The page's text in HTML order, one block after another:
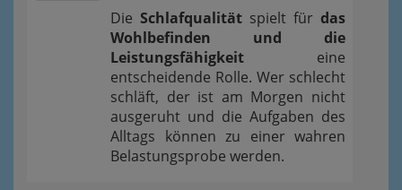
Die Schlafqualität spielt für das
Wohlbefinden und die
Leistungsfähigkeit eine
entscheidende Rolle. Wer schlecht
schläft, der ist am Morgen nicht
ausgeruht und die Aufgaben des
Alltags können zu einer wahren
Belastungsprobe werden.